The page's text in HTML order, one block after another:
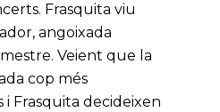
Frasquita viu
angoixada
Veient que la
cop més
i Frasquita decideixen